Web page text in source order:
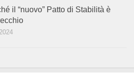
il “nuovo” Patto di Stabilità è